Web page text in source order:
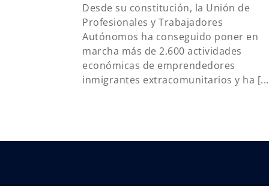
Desde su constitución, la Unión de
Profesionales y Trabajadores
Autónomos ha conseguido poner en
marcha más de 2.600 actividades
económicas de emprendedores
inmigrantes extracomunitarios y ha